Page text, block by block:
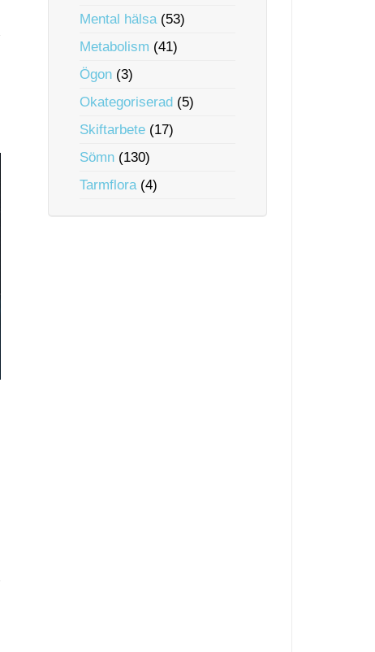
Mental hälsa(53)
Metabolism (41)
Ögon (3)
Okategoriserad (5)
Skiftarbete (17)
Sömn (130)
Tarmflora(4)